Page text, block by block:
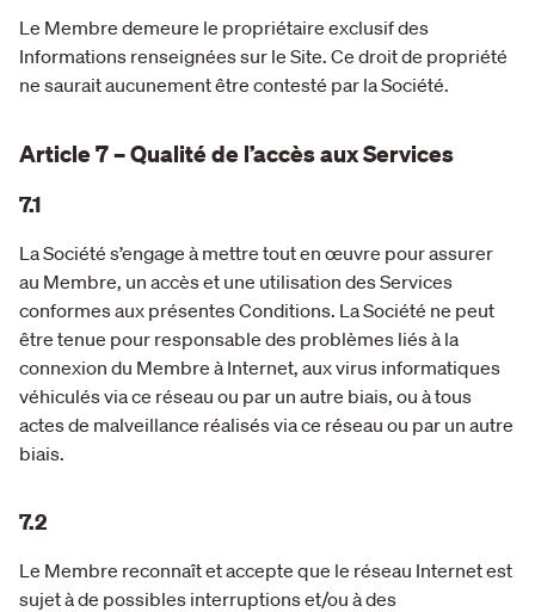
Le Membre demeure le propriétaire exclusif des
Informations renseignées sur le Site. Ce droit de propriété
ne saurait aucunement être contesté par la Société.
Article 7 – Qualité de l’accès aux Services
7.1
La Société s’engage à mettre tout en œuvre pour assurer
au Membre, un accès et une utilisation des Services
conformes aux présentes Conditions. La Société ne peut
être tenue pour responsable des problèmes liés à la
connexion du Membre à Internet, aux virus informatiques
véhiculés via ce réseau ou par un autre biais, ou à tous
actes de malveillance réalisés via ce réseau ou par un autre
biais.
7.2
Le Membre reconnaît et accepte que le réseau Internet est
sujet à de possibles interruptions et/ou à des